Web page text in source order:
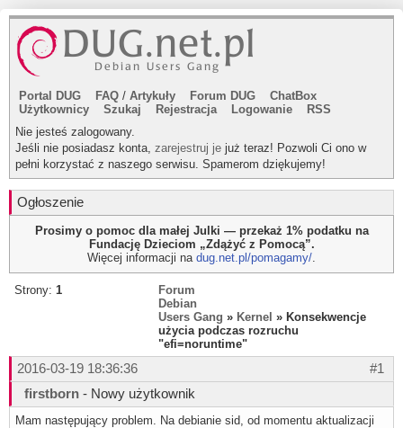
Portal DUG FAQ / Artykuły Forum DUG
ChatBox
Użytkownicy
Szukaj Rejestracja Logowanie
RSS
Nie jesteś zalogowany.
Jeśli nie posiadasz konta, zarejestruj je już teraz! Pozwoli Ci ono w
pełni korzystać z naszego serwisu. Spamerom dziękujemy!
Ogłoszenie
Prosimy o pomoc dla małej Julki — przekaż 1% podatku na
Fundację Dzieciom „Zdążyć z Pomocą”.
Więcej informacji na dug.net.pl/pomagamy/.
Strony: 1
Forum
Debian
Users Gang » Kernel » Konsekwencje
użycia podczas rozruchu
"efi=noruntime"
#1
2016-03-19 18:36:36
firstborn - Nowy użytkownik
Mam następujący problem. Na debianie sid, od momentu aktualizacji